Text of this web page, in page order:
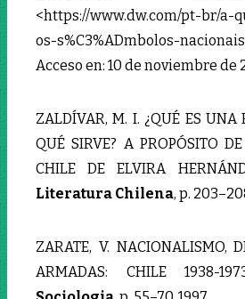
<https://www.dw.com/pt-br/a-
os-s%C3%ADmbolos-
Acceso en: 10 de noviembre de
ZALDÍVAR, M. I. ¿QUÉ ES UNA
QUÉ SIRVE? A PROPÓSITO
CHILE DE ELVIRA
Literatura Chilena, p.
ZARATE, V. NACIONALISMO,
ARMADAS: CHILE 1938-